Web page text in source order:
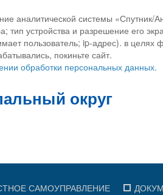
аналитической системы
устройства и разрешение его
пользователь; ip-адрес). в целях
покиньте сайт.
обработки персональных данных.
САМОУПРАВЛЕНИЕ